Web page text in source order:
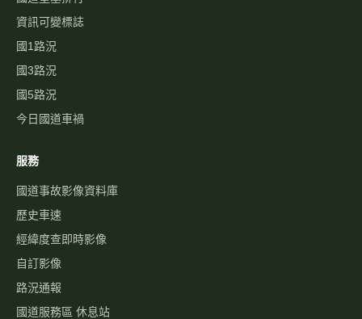
資訊可變標誌
國1路況
國3路況
國5路況
今日國道車禍
服務
國道事故影像資料庫
歷史車速
經緯度查即時影像
自訂影像
路況通報
國道服務區 休息站